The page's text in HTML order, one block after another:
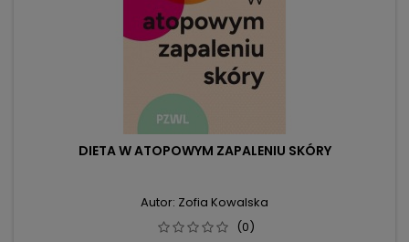
DIETA W ATOPOWYM ZAPALENIU SKÓRY
Autor: Zofia Kowalska
(0)